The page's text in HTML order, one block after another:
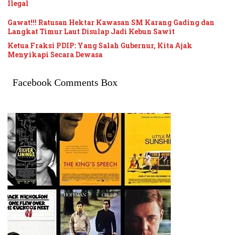
Ilegal
Gawat!!! Ratusan Hektar Kawasan SM Karang Gading dan
Langkat Timur Laut Disulap Jadi Kebun Sawit
Ketua Fraksi PDIP: Yang Salah Gubernur, Kita Ajak
Menyikapi Secara Dewasa
Facebook Comments Box